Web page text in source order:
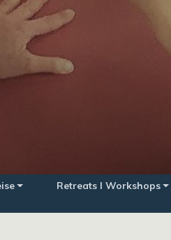
Retreats I Workshops